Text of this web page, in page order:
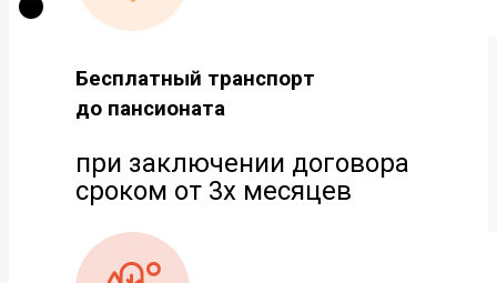
Бесплатный транспорт
до пансионата
при заключении договора
сроком от 3х месяцев